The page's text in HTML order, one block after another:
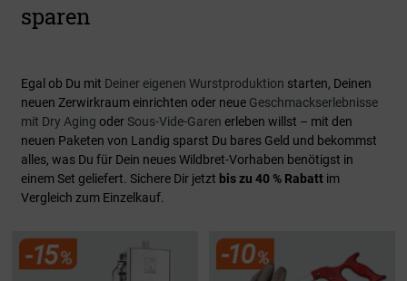
sparen
Egal ob Du mit Deiner eigenen Wurstproduktion starten, Deinen
neuen Zerwirkraum einrichten oder neue Geschmackserlebnisse
mit Dry Aging oderSous-Vide-Garen erleben willst – mit den
neuen Paketen von Landig sparst Du bares Geld und bekommst
alles, was Du für Dein neues Wildbret-Vorhaben benötigst in
einem Set geliefert. Sichere Dir jetzt bis zu 40 % Rabatt im
Vergleich zum Einzelkauf.